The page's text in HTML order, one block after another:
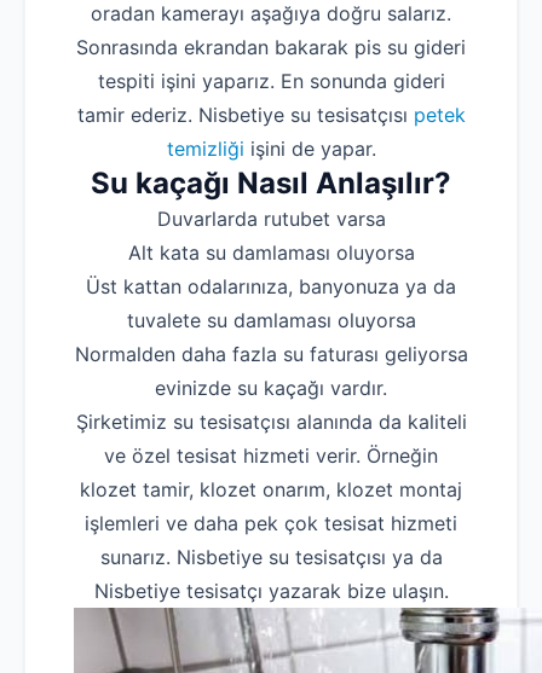
oradan kamerayı aşağıya doğru salarız.
Sonrasında ekrandan bakarak pis su gideri
tespiti işini yaparız. En sonunda gideri
tamir ederiz. Nisbetiye su tesisatçısı petek
temizliği işini de yapar.
Su kaçağı Nasıl Anlaşılır?
Duvarlarda rutubet varsa
Alt kata su damlaması oluyorsa
Üst kattan odalarınıza, banyonuza ya da
tuvalete su damlaması oluyorsa
Normalden daha fazla su faturası geliyorsa
evinizde su kaçağı vardır.
Şirketimiz su tesisatçısı alanında da kaliteli
ve özel tesisat hizmeti verir. Örneğin
klozet tamir, klozet onarım, klozet montaj
işlemleri ve daha pek çok tesisat hizmeti
sunarız. Nisbetiye su tesisatçısı ya da
Nisbetiye tesisatçı yazarak bize ulaşın.